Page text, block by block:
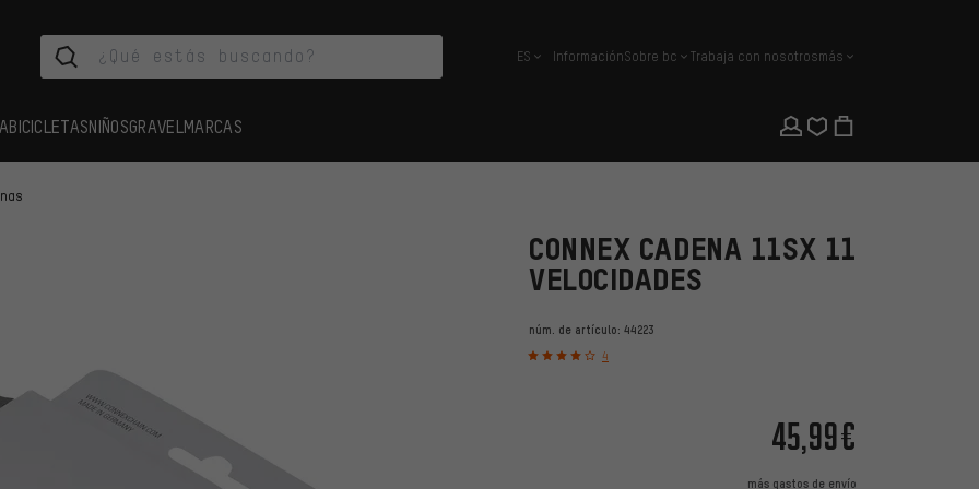
español
ES InformaciónSobre bc Trabaja con nosotrosmás
BICICLETASNIÑOSGRAVEL MARCAS
CONNEX CADENA 11SX 11
VELOCIDADES
núm. de artículo: 44223
4
45,99€
más gastos de envío